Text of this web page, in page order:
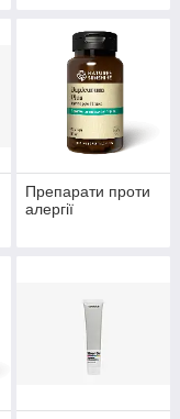
Препарати проти
алергії